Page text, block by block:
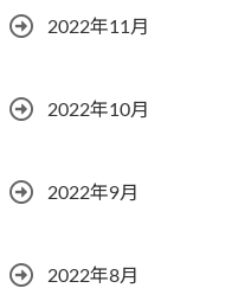
2022年11月
2022年10月
2022年9月
2022年8月